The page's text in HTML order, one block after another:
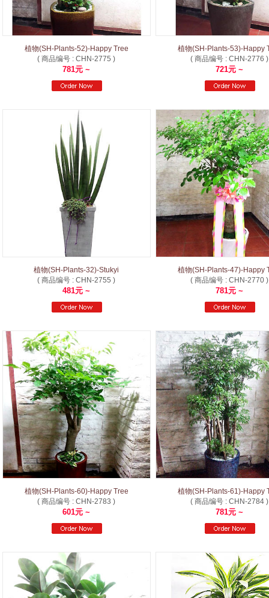
植物(SH-Plants-52)-Happy Tree
( 商品编号 : CHN-2775 )
781元 ~
植物(SH-Plants-53)-Happy
( 商品编号 : CHN-2776 )
721元 ~
植物(SH-Plants-32)-Stukyi
( 商品编号 : CHN-2755 )
481元 ~
植物(SH-Plants-47)-Happy
( 商品编号 : CHN-2770 )
781元 ~
植物(SH-Plants-60)-Happy Tree
( 商品编号 : CHN-2783 )
601元 ~
植物(SH-Plants-61)-Happy
( 商品编号 : CHN-2784 )
781元 ~